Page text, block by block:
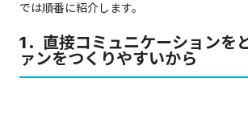
では順番に紹介します。
1．直接コミュニケーションを
ァンをつくりやすいから